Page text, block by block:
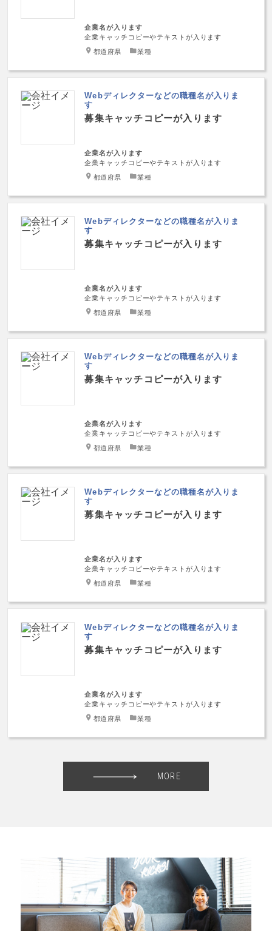
企業名が入ります
企業キャッチコピーやテキストが入ります
都道府県 業種
Webディレクターなどの職種名が入りま
す
募集キャッチコピーが入ります
企業名が入ります
企業キャッチコピーやテキストが入ります
都道府県 業種
Webディレクターなどの職種名が入りま
す
募集キャッチコピーが入ります
企業名が入ります
企業キャッチコピーやテキストが入ります
都道府県 業種
Webディレクターなどの職種名が入りま
す
募集キャッチコピーが入ります
企業名が入ります
企業キャッチコピーやテキストが入ります
都道府県 業種
Webディレクターなどの職種名が入りま
す
募集キャッチコピーが入ります
企業名が入ります
企業キャッチコピーやテキストが入ります
都道府県 業種
Webディレクターなどの職種名が入りま
す
募集キャッチコピーが入ります
企業名が入ります
企業キャッチコピーやテキストが入ります
都道府県 業種
MORE